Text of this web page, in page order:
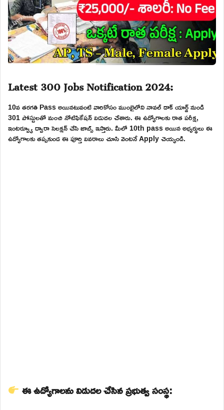
Latest 300 Jobs Notification 2024:
10వ తరగతి Pass అయినటువంటి వారికోసం ముంబైలోని నావల్ డాక్ యార్డ్ నుండి
301 పోస్టులతో మంచి నోటిఫికేషన్ విడుదల చేశారు. ఈ ఉద్యోగాలకు రాత పరీక్ష,
ఇంటర్వ్యూ ద్వారా సెలక్షన్ చేసి జాబ్స్ ఇస్తారు. మీలో 10th pass అయిన అభ్యర్థులు ఈ
ఉద్యోగాలకు తప్పకుండ ఈ పూర్తి వివరాలు చూసి వెంటనే Apply చెయ్యండి.
ఈ ఉద్యోగాలను విడుదల చేసిన ప్రభుత్వ సంస్థ: